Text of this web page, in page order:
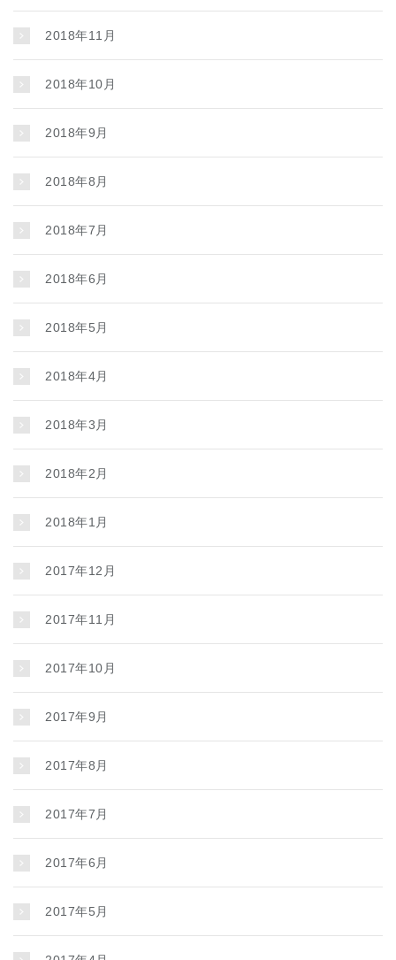
2018年11月
2018年10月
2018年9月
2018年8月
2018年7月
2018年6月
2018年5月
2018年4月
2018年3月
2018年2月
2018年1月
2017年12月
2017年11月
2017年10月
2017年9月
2017年8月
2017年7月
2017年6月
2017年5月